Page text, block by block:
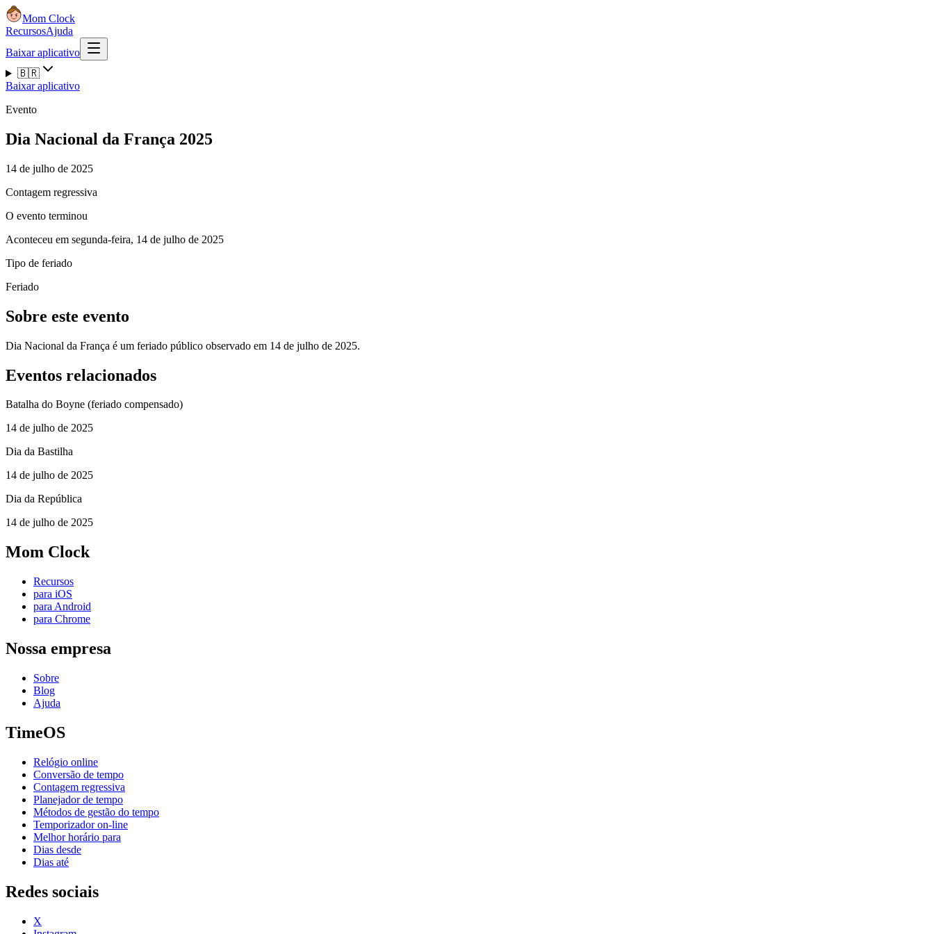
Mom Clock
RecursosAjuda
Baixar aplicativo
🇧🇷
Baixar aplicativo
Evento
Dia Nacional da França 2025
14 de julho de 2025
Contagem regressiva
O evento terminou
Aconteceu em segunda-feira, 14 de julho de 2025
Tipo de feriado
Feriado
Sobre este evento
Dia Nacional da França é um feriado público observado em 14 de julho de 2025.
Eventos relacionados
Batalha do Boyne (feriado compensado)
14 de julho de 2025
Dia da Bastilha
14 de julho de 2025
Dia da República
14 de julho de 2025
Mom Clock
Recursos
para iOS
para Android
para Chrome
Nossa empresa
Sobre
Blog
Ajuda
TimeOS
Relógio online
Conversão de tempo
Contagem regressiva
Planejador de tempo
Métodos de gestão do tempo
Temporizador on-line
Melhor horário para
Dias desde
Dias até
Redes sociais
X